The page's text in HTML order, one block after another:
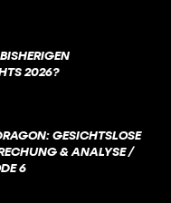
2026?
GESICHTSLOSE
& ANALYSE /
6